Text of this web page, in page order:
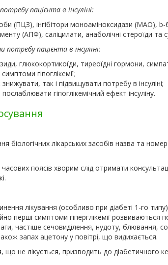
пацієнта в інсуліні:
(ПЦЗ), інгібітори моноаміноксидази (МАО), b-
(АПФ), саліцилати, анаболічні стероїди та
пацієнта в інсуліні:
глюкокортикоїди, тиреоїдні гормони,
гіпоглікемії;
так і підвищувати потребу в інсуліні;
гіпоглікемічний ефект інсуліну.
біологічних лікарських засобів назва та
поясів хворим слід отримати
лікування (особливо при діабеті 1-го
перші симптоми гіперглікемії розвиваються
частіше сечовиділення, нудоту, блювання,
запах ацетону у повітрі, що видихається.
що не лікується, призводить до діабетичного